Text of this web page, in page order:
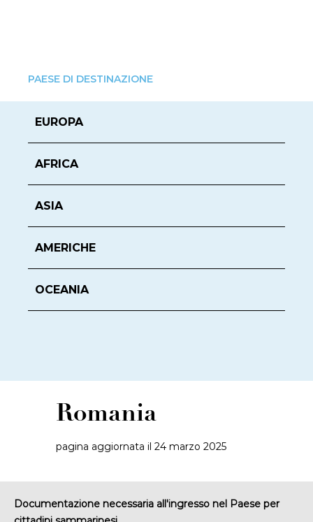
PAESE DI DESTINAZIONE
EUROPA
AFRICA
ASIA
AMERICHE
OCEANIA
Romania
pagina aggiornata il 24 marzo 2025
Documentazione necessaria all'ingresso nel Paese per